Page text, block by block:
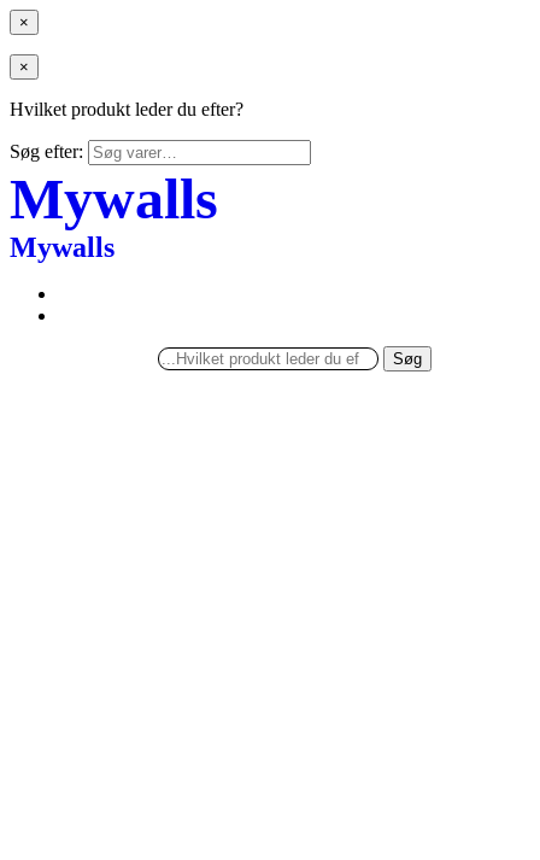
×
×
Hvilket produkt leder du efter?
Søg efter:
Mywalls
Mywalls
Søg